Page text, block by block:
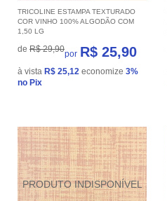
TRICOLINE ESTAMPA TEXTURADO
COR VINHO 100% ALGODÃO COM
1,50 LG
de R$ 29,90por R$ 25,90
à vista R$ 25,12 economize 3%
no Pix